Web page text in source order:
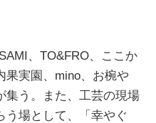
、TO&FRO、ここか
果実園、mino、お椀や
集う。また、工芸の現場
う場として、「幸やぐ